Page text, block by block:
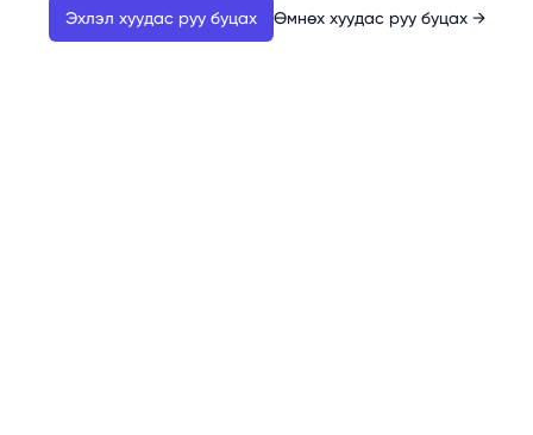
Эхлэл хуудас руу буцах Өмнөх хуудас руу буцах →